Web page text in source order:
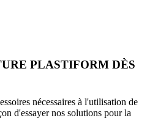
PLASTIFORM DÈS
nécessaires à l'utilisation de
d'essayer nos solutions pour la